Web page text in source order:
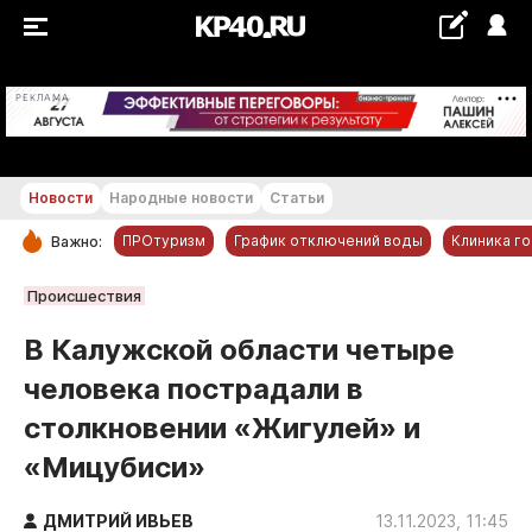
РЕКЛАМА +20...+21 °С
РУБРИКИ
Новости компаний
Статьи
Народные новости
Авто и транспорт
Благоустройство
Новости Народные новости Статьи
Важно: ПРОтуризм График отключений воды Клиника
Происшествия
В Калужской области четыре
человека пострадали в
столкновении «Жигулей» и
«Мицубиси»
ДМИТРИЙ ИВЬЕВ 13.11.2023, 11:45